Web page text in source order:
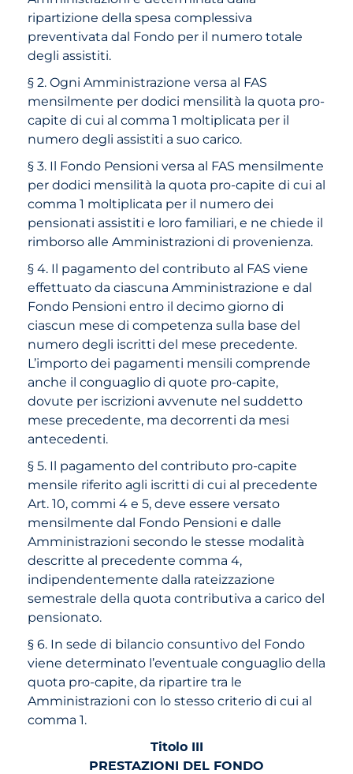
ripartizione della spesa complessiva
preventivata dal Fondo per il numero totale
degli assistiti.
§ 2. Ogni Amministrazione versa al FAS
mensilmente per dodici mensilità la quota pro-
capite di cui al comma 1 moltiplicata per il
numero degli assistiti a suo carico.
§ 3. Il Fondo Pensioni versa al FAS mensilmente
per dodici mensilità la quota pro-capite di cui al
comma 1 moltiplicata per il numero dei
pensionati assistiti e loro familiari, e ne chiede il
rimborso alle Amministrazioni di provenienza.
§ 4. Il pagamento del contributo al FAS viene
effettuato da ciascuna Amministrazione e dal
Fondo Pensioni entro il decimo giorno di
ciascun mese di competenza sulla base del
numero degli iscritti del mese precedente.
L’importo dei pagamenti mensili comprende
anche il conguaglio di quote pro-capite,
dovute per iscrizioni avvenute nel suddetto
mese precedente, ma decorrenti da mesi
antecedenti.
§ 5. Il pagamento del contributo pro-capite
mensile riferito agli iscritti di cui al precedente
Art. 10, commi 4 e 5, deve essere versato
mensilmente dal Fondo Pensioni e dalle
Amministrazioni secondo le stesse modalità
descritte al precedente comma 4,
indipendentemente dalla rateizzazione
semestrale della quota contributiva a carico del
pensionato.
§ 6. In sede di bilancio consuntivo del Fondo
viene determinato l’eventuale conguaglio della
quota pro-capite, da ripartire tra le
Amministrazioni con lo stesso criterio di cui al
comma 1.
Titolo III
PRESTAZIONI DEL FONDO